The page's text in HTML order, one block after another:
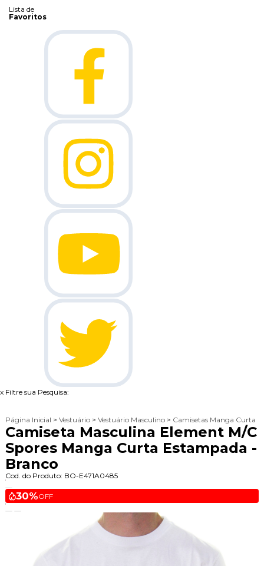
Lista de
Favoritos
x Filtre sua Pesquisa:
Página Inicial > Vestuário > Vestuário Masculino > Camisetas Manga Curta
Camiseta Masculina Element M/C
Spores Manga Curta Estampada -
Branco
Cod. do Produto: BO-E471A0485
30%OFF